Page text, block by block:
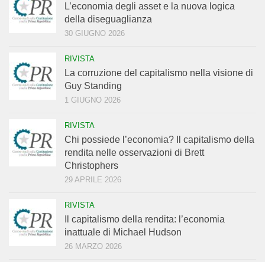
L’economia degli asset e la nuova logica
della diseguaglianza
30 GIUGNO 2026
RIVISTA
La corruzione del capitalismo nella visione di
Guy Standing
1 GIUGNO 2026
RIVISTA
Chi possiede l’economia? Il capitalismo della
rendita nelle osservazioni di Brett
Christophers
29 APRILE 2026
RIVISTA
Il capitalismo della rendita: l’economia
inattuale di Michael Hudson
26 MARZO 2026